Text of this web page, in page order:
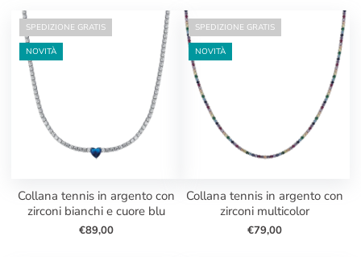
SPEDIZIONE GRATIS
NOVITÀ
collana tennis in argento con
zirconi bianchi e cuore blu
€89,00
SPEDIZIONE GRATIS
NOVITÀ
collana tennis in argento con
zirconi multicolor
€79,00